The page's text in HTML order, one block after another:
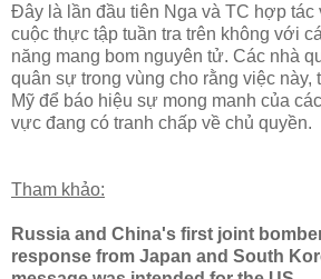
Đây là lần đầu tiên Nga và TC hợp tác
cuộc thực tập tuần tra trên không với
năng mang bom nguyên tử. Các nhà
quân sự trong vùng cho rằng việc này,
Mỹ để báo hiệu sự mong manh của
vực đang có tranh chấp về chủ quyền.
Tham khảo:
Russia and China's first joint
response from Japan and South